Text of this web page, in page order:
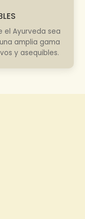
el Ayurveda sea
amplia gama
y asequibles.